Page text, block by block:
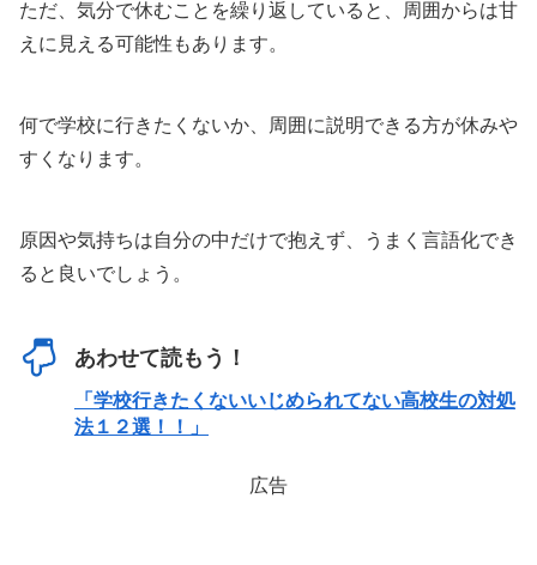
ただ、気分で休むことを繰り返していると、周囲からは甘
えに見える可能性もあります。
何で学校に行きたくないか、周囲に説明できる方が休みや
すくなります。
原因や気持ちは自分の中だけで抱えず、うまく言語化でき
ると良いでしょう。
あわせて読もう！
「学校行きたくないいじめられてない高校生の対処
法１２選！！」
広告